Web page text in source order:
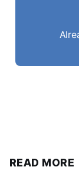
READ MORE